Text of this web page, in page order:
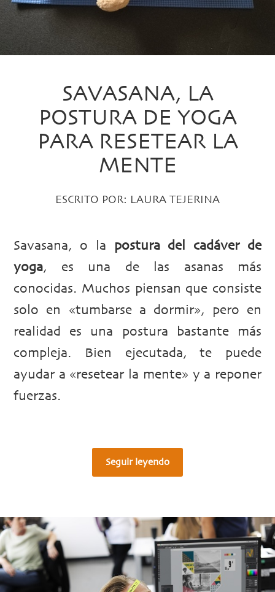
SAVASANA, LA
POSTURA DE YOGA
PARA RESETEAR LA
MENTE
ESCRITO POR: LAURA TEJERINA
Savasana, o la
postura del cadáver de
yoga, es una de las asanas más
conocidas. Muchos piensan que consiste
solo en «tumbarse a dormir», pero en
realidad es una postura bastante más
compleja. Bien ejecutada, te puede
ayudar a «resetear la mente» y a reponer
fuerzas.
Seguir leyendo